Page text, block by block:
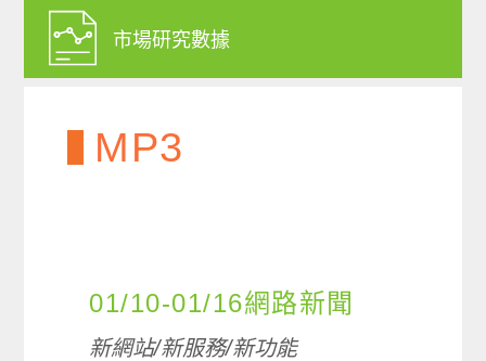
市場研究數據
MP3
01/10-01/16網路新聞
新網站/新服務/新功能